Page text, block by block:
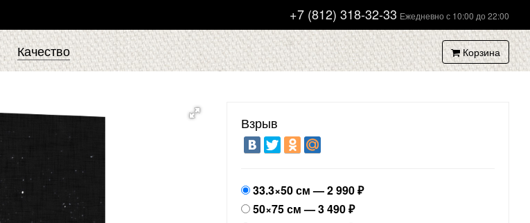
+7 (812) 318-32-33 Ежедневно с 10:00 до 22:00
Корзина
Качество
Взрыв
33.3×50 см —2 990₽
50×75 см —3 490₽